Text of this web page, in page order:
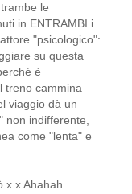
le
in ENTRAMBI i
"psicologico":
su questa
è
treno cammina
viaggio dà un
non indifferente,
come "lenta" e
x.x Ahahah